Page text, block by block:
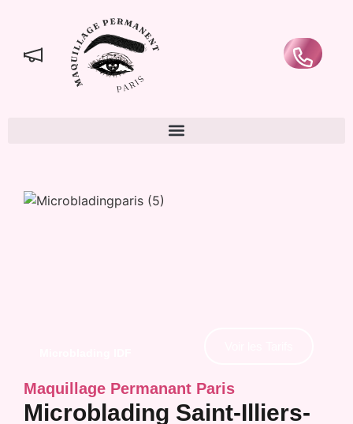
Maquillage Permanant Paris
Microblading Saint-Illiers-